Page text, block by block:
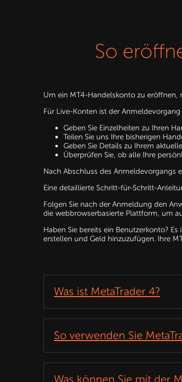
So
Um ein MT4-Handelskonto zu eröffnen,
Für Live-Konten ist der
Geben Sie Einzelheiten zu Ihren
Teilen Sie uns Ihre bisherigen
Geben Sie Details zu Ihrem
Überprüfen Sie, ob alle Ihre
Nach Abschluss des Anmeldevorgangs
Eine detaillierte Schritt-für-Schritt-
Folgen Sie nach der Anmeldung den
die webbrowserbasierte Plattform, um
Haben Sie bereits ein Benutzerkonto?
erstellen und Geld hinzuzufügen. Ihre
Was ist MetaTrader 4?
So verwenden Sie
Was können Sie mit der